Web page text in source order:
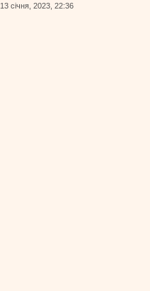
13 сiчня, 2023, 22:36